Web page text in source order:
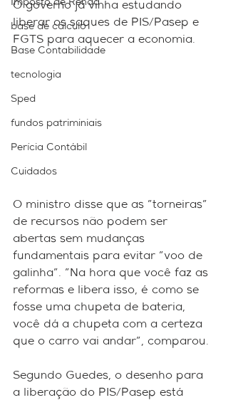
Imposto de Renda
base de cálculo
Base Contabilidade
tecnologia
Sped
fundos patriminiais
Perícia Contábil
Cuidados
O governo já vinha estudando
liberar os saques de PIS/Pasep e
FGTS para aquecer a economia.
O ministro disse que as "torneiras"
de recursos não podem ser
abertas sem mudanças
fundamentais para evitar "voo de
galinha". "Na hora que você faz as
reformas e libera isso, é como se
fosse uma chupeta de bateria,
você dá a chupeta com a certeza
que o carro vai andar", comparou.
Segundo Guedes, o desenho para
a liberação do PIS/Pasep está